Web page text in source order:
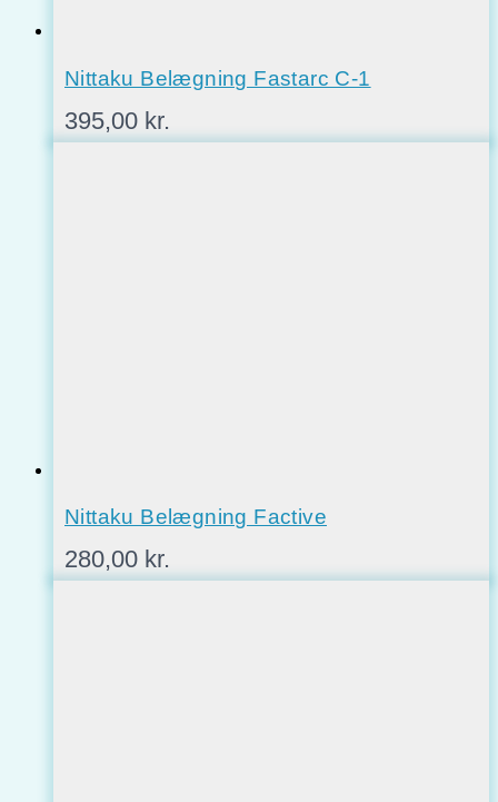
Nittaku Belægning Fastarc C-1
395,00 kr.
Nittaku Belægning Factive
280,00 kr.